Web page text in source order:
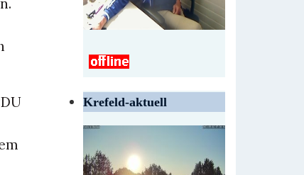
Krefeld-aktuell